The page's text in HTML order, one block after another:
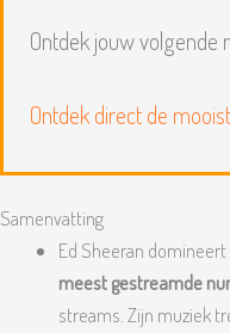
Ontdek jouw volgende
Ontdek direct de
Samenvatting
Ed Sheeran
meest gestreamde
streams. Zijn muziek